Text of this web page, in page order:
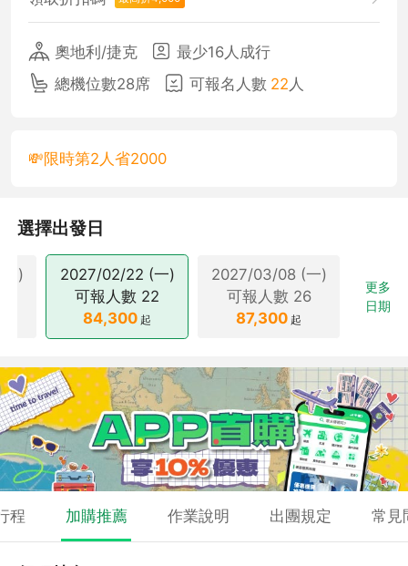
奧地利/捷克
最少16人成行
總機位數28席
可報名人數 22 人
💸限時第2人省2000
選擇出發日
)
2027/02/22 (一)
可報人數 22
84,300 起
2027/03/08 (一)
可報人數 26
87,300 起
可
更多
日期
程 加購推薦 作業說明 出團規定 常見